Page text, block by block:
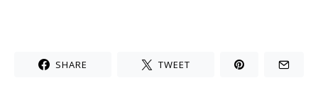
SHARE TWEET